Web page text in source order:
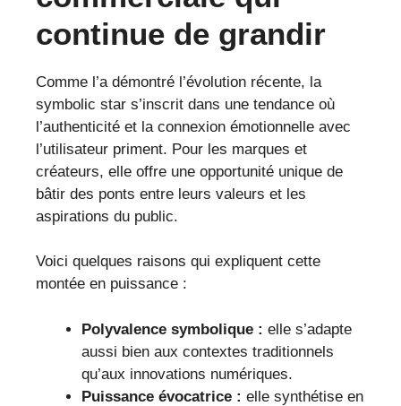
continue de grandir
Comme l’a démontré l’évolution récente, la
symbolic star s’inscrit dans une tendance où
l’authenticité et la connexion émotionnelle avec
l’utilisateur priment. Pour les marques et
créateurs, elle offre une opportunité unique de
bâtir des ponts entre leurs valeurs et les
aspirations du public.
Voici quelques raisons qui expliquent cette
montée en puissance :
Polyvalence symbolique : elle s’adapte
aussi bien aux contextes traditionnels
qu’aux innovations numériques.
Puissance évocatrice : elle synthétise en